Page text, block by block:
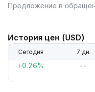
Предложение в
История цен (USD)
Сегодня 7 дн.
+0.26% --